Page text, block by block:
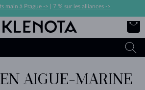
main à Prague -> 7 % sur les alliances ->
AIGUE-MARINE